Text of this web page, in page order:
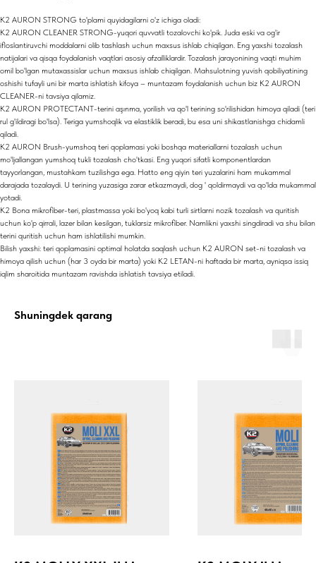
K2 AURON STRONG to'plami quyidagilarni o'z ichiga oladi:
K2 AURON CLEANER STRONG-yuqori quvvatli tozalovchi ko'pik. Juda eski va og'ir
ifloslantiruvchi moddalarni olib tashlash uchun maxsus ishlab chiqilgan. Eng yaxshi tozalash
natijalari va qisqa foydalanish vaqtlari asosiy afzalliklardir. Tozalash jarayonining vaqti muhim
omil bo'lgan mutaxassislar uchun maxsus ishlab chiqilgan. Mahsulotning yuvish qobiliyatining
oshishi tufayli uni bir marta ishlatish kifoya – muntazam foydalanish uchun biz K2 AURON
CLEANER-ni tavsiya qilamiz.
K2 AURON PROTECTANT-terini aşınma, yorilish va qo'l terining so'rilishidan himoya qiladi (teri
rul g'ildiragi bo'lsa). Teriga yumshoqlik va elastiklik beradi, bu esa uni shikastlanishga chidamli
qiladi.
K2 AURON Brush-yumshoq teri qoplamasi yoki boshqa materiallarni tozalash uchun
mo'ljallangan yumshoq tukli tozalash cho'tkasi. Eng yuqori sifatli komponentlardan
tayyorlangan, mustahkam tuzilishga ega. Hatto eng qiyin teri yuzalarini ham mukammal
darajada tozalaydi. U terining yuzasiga zarar etkazmaydi, dog ' qoldirmaydi va qo'lda mukammal
yotadi.
K2 Bona mikrofiber-teri, plastmassa yoki bo'yoq kabi turli sirtlarni nozik tozalash va quritish
uchun ko'p qirrali, lazer bilan kesilgan, tuklarsiz mikrofiber. Namlikni yaxshi singdiradi va shu bilan
terini quritish uchun ham ishlatilishi mumkin.
Bilish yaxshi: teri qoplamasini optimal holatda saqlash uchun K2 AURON set-ni tozalash va
himoya qilish uchun (har 3 oyda bir marta) yoki K2 LETAN-ni haftada bir marta, ayniqsa issiq
iqlim sharoitida muntazam ravishda ishlatish tavsiya etiladi.
Shuningdek qarang